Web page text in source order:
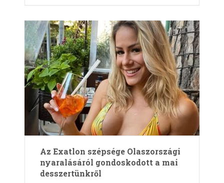
Az Exatlon szépsége Olaszországi
nyaralásáról gondoskodott a mai
desszertünkről